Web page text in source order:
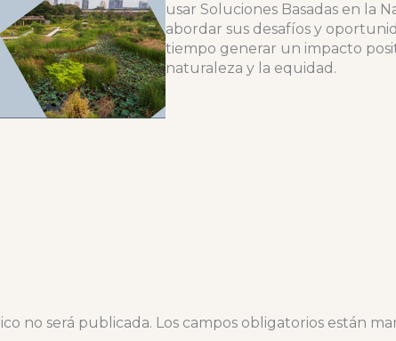
usar Soluciones Basadas en la
abordar sus desafíos y
tiempo generar un impacto
naturaleza y la equidad.
no será publicada. Los campos obligatorios están